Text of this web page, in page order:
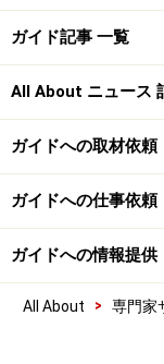
ガイド記事 一覧
All About ニュース
ガイドへの取材依頼
ガイドへの仕事依頼
ガイドへの情報提供
All About > 専門家